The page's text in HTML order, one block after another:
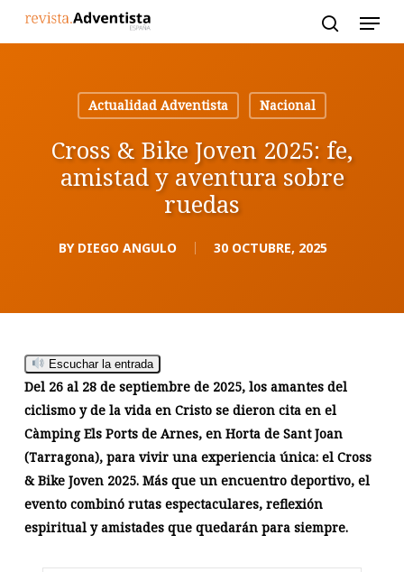
Actualidad Adventista
Nacional
Cross & Bike Joven 2025: fe,
amistad y aventura sobre
ruedas
BY DIEGO ANGULO 30 OCTUBRE, 2025
Escuchar la entrada
Del 26 al 28 de septiembre de 2025, los amantes del
ciclismo y de la vida en Cristo se dieron cita en el
Càmping Els Ports de Arnes, en Horta de Sant Joan
(Tarragona), para vivir una experiencia única: el Cross
& Bike Joven 2025. Más que un encuentro deportivo, el
evento combinó rutas espectaculares, reflexión
espiritual y amistades que quedarán para siempre.